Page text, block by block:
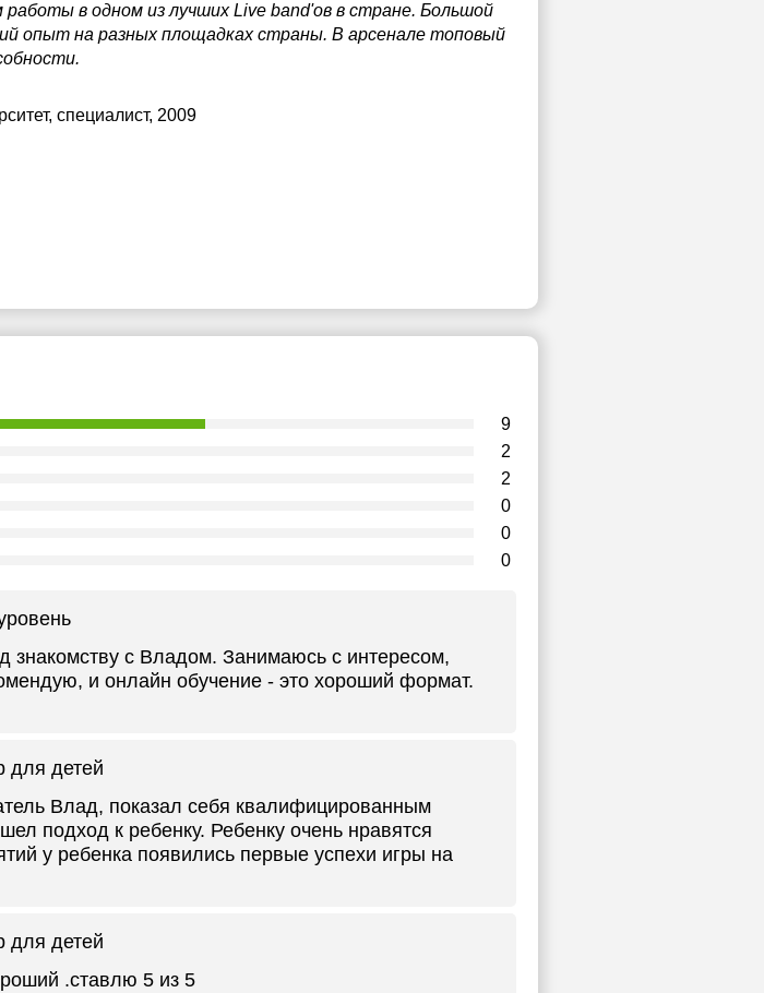
в одном из лучших Live band'ов в стране. Большой
опыт на разных площадках страны. В арсенале топовый
, специалист, 2009
0
0
0
2
2
9
знакомству с Владом. Занимаюсь с интересом,
и онлайн обучение - это хороший формат.
для детей
Влад, показал себя квалифицированным
подход к ребенку. Ребенку очень нравятся
у ребенка появились первые успехи игры на
для детей
.ставлю 5 из 5